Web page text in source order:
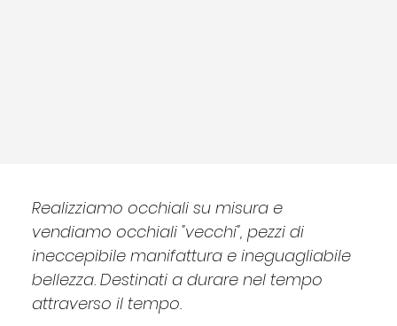
Realizziamo occhiali su misura e
vendiamo occhiali "vecchi", pezzi di
ineccepibile manifattura e ineguagliabile
bellezza. Destinati a durare nel tempo
attraverso il tempo.